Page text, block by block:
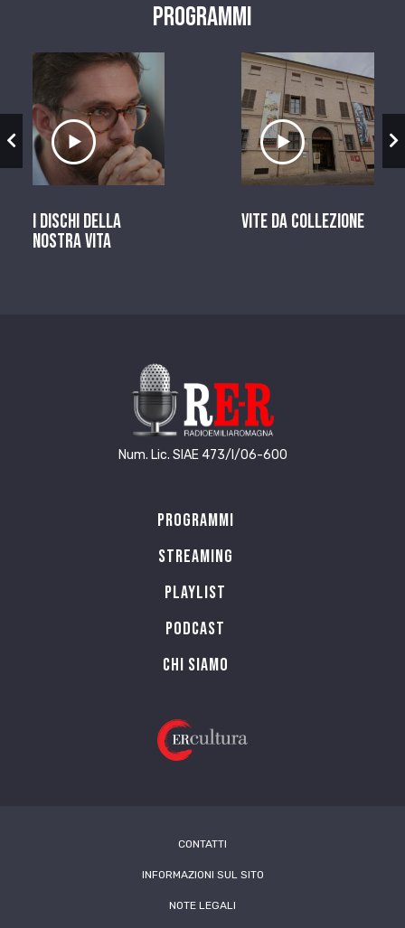
Programmi
Ascolta il servizio
I dischi della
nostra vita
Ascolta il
Vite da Collezione
Num. Lic. SIAE 473/I/06-600
Programmi
Streaming
Playlist
PODCAST
Chi siamo
CONTATTI
INFORMAZIONI SUL SITO
NOTE LEGALI